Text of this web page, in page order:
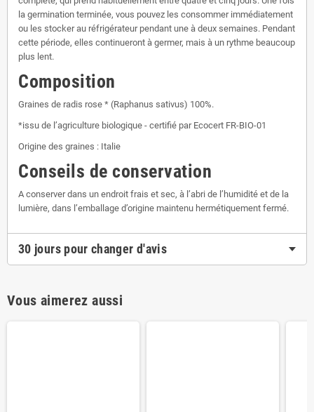
la germination terminée, vous pouvez les consommer immédiatement
ou les stocker au réfrigérateur pendant une à deux semaines. Pendant
cette période, elles continueront à germer, mais à un rythme beaucoup
plus lent.
Composition
Graines de radis rose * (Raphanus sativus) 100%.
*issu de l’agriculture biologique - certifié par Ecocert FR-BIO-01
Origine des graines : Italie
Conseils de conservation
A conserver dans un endroit frais et sec, à l’abri de l’humidité et de la
lumière, dans l’emballage d’origine maintenu hermétiquement fermé.
30 jours pour changer d'avis
Vous aimerez aussi